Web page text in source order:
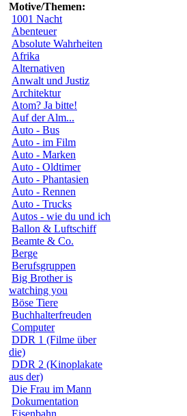
Motive/Themen:
1001 Nacht
Abenteuer
Absolute Wahrheiten
Afrika
Alternativen
Anwalt und Justiz
Architektur
Atom? Ja bitte!
Auf der Alm...
Auto - Bus
Auto - im Film
Auto - Marken
Auto - Oldtimer
Auto - Phantasien
Auto - Rennen
Auto - Trucks
Autos - wie du und ich
Ballon & Luftschiff
Beamte & Co.
Berge
Berufsgruppen
Big Brother is
watching you
Böse Tiere
Buchhalterfreuden
Computer
DDR 1 (Filme über
die)
DDR 2 (Kinoplakate
aus der)
Die Frau im Mann
Dokumentation
Eisenbahn